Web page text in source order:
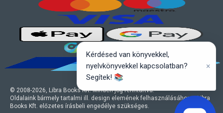
© 2008-2026, Libra Books Kft. Minden jog fenntartva.
Oldalaink bármely tartalmi ill. design elemének felhasználásához a Libra
Books Kft. előzetes írásbeli engedélye szükséges.
Kérdésed van könyvekkel,
nyelvkönyvekkel kapcsolatban?
Segítek! 📚
×